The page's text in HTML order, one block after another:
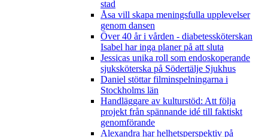
stad
Åsa vill skapa meningsfulla upplevelser
genom dansen
Över 40 år i vården - diabetessköterskan
Isabel har inga planer på att sluta
Jessicas unika roll som endoskoperande
sjuksköterska på Södertälje Sjukhus
Daniel stöttar filminspelningarna i
Stockholms län
Handläggare av kulturstöd: Att följa
projekt från spännande idé till faktiskt
genomförande
Alexandra har helhetsperspektiv på